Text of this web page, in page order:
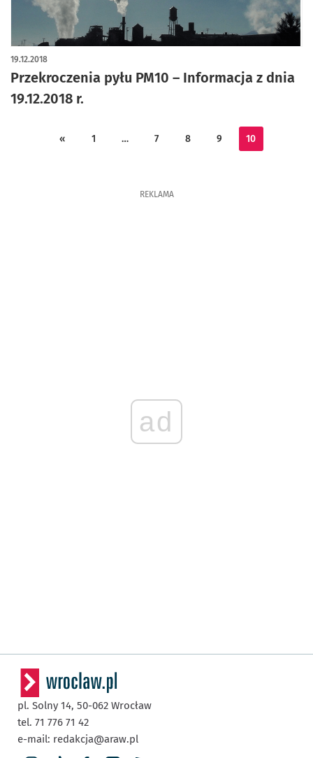
Przekroczenia pyłu PM10 – Informacja z dnia
19.12.2018 r.
19.12.2018
« 1 … 7 8 9 10
REKLAMA
ad
pl. Solny 14, 50-062 Wrocław
tel. 71 776 71 42
e-mail: redakcja@araw.pl